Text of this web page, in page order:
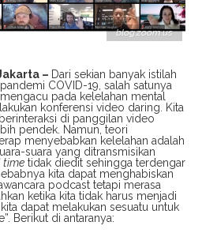
blog.zoom.us
– Dari sekian banyak istilah
COVID-19, salah satunya
pada kelelahan mental
konferensi video daring. Kita
di panggilan video
pendek. Namun, teori
menyebabkan kelelahan adalah
suara yang ditransmisikan
time tidak diedit sehingga terdengar
kita dapat menghabiskan
podcast tetapi merasa
ketika kita tidak harus menjadi
dapat melakukan sesuatu untuk
Berikut di antaranya: